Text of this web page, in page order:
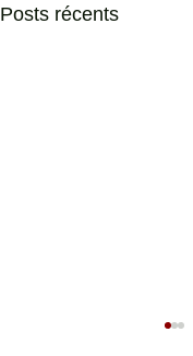
Posts récents